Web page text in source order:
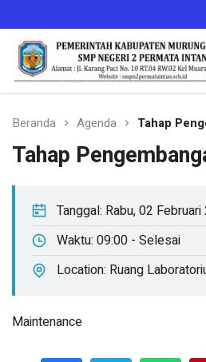
Murung Raya Cerdas
Beranda Agenda Tahap
Tahap
Tanggal: Rabu, 02
Waktu: 09:00 - Selesai
Location: Ruang
Maintenance